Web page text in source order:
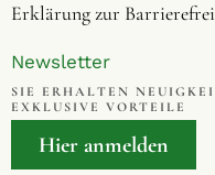
Erklärung zur
Newsletter
SIE ERHALTEN
EXKLUSIVE VORTEILE
Hier anmelden